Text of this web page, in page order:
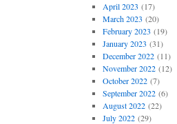
April 2023 (17)
March 2023 (20)
February 2023 (19)
January 2023 (31)
December 2022(11)
November 2022(12)
October 2022(7)
September 2022(6)
August 2022(22)
July 2022(29)